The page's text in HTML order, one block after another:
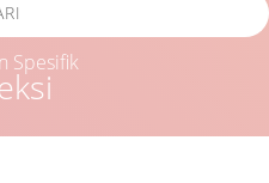
Spesifik